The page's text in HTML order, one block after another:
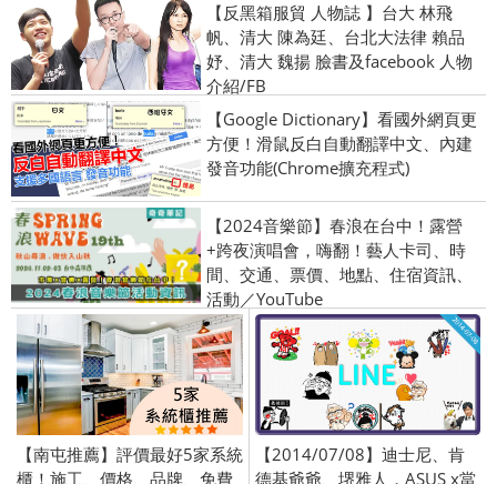
【反黑箱服貿 人物誌 】台大 林飛
帆、清大 陳為廷、台北大法律 賴品
妤、清大 魏揚 臉書及facebook 人物
介紹/FB
【Google Dictionary】看國外網頁更
方便！滑鼠反白自動翻譯中文、內建
發音功能(Chrome擴充程式)
【2024音樂節】春浪在台中！露營
+跨夜演唱會，嗨翻！藝人卡司、時
間、交通、票價、地點、住宿資訊、
活動／YouTube
【南屯推薦】評價最好5家系統
櫃！施工、價格、品牌、免費
【2014/07/08】迪士尼、肯
德基爺爺、堺雅人，ASUS x當